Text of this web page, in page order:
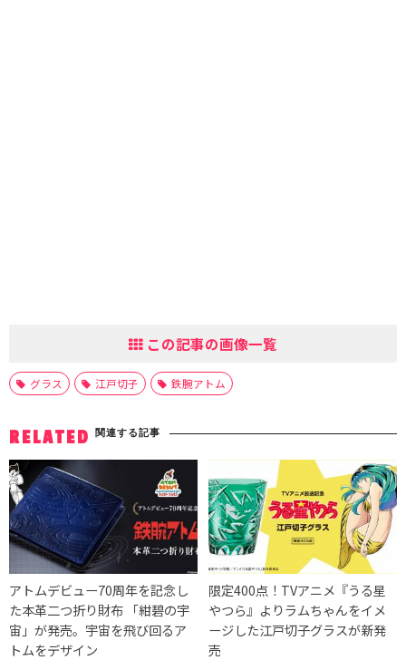
この記事の画像一覧
グラス 江戸切子 鉄腕アトム
RELATED 関連する記事
アトムデビュー70周年を記念し
た本革二つ折り財布 「紺碧の宇
宙」が発売。宇宙を飛び回るア
トムをデザイン
限定400点！TVアニメ『うる星
やつら』よりラムちゃんをイメ
ージした江戸切子グラスが新発
売